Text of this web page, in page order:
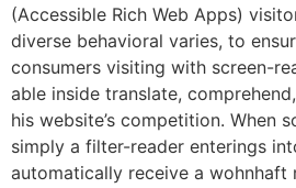
(Accessible Rich Web Apps)
diverse behavioral varies, to
consumers visiting with screen-
able inside translate,
his website’s competition. When
simply a filter-reader enterings
automatically receive a